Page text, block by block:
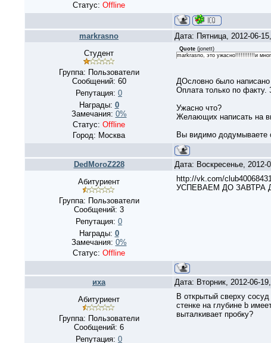
Статус: Offline
markrasno Дата: Пятница, 2012-06-
Студент
Группа: Пользователи
Сообщений: 60
Репутация: 0
Награды: 0
Замечания: 0%
Статус: Offline
Город: Москва
Quote (jonett)
markrasno, это ужасно!!!!!!!!!!!и
ДОсловно было
Оплата только по
Ужасно что?
Желающих написать на
Вы видимо додумываете
DedMoroZ228 Дата: Воскресенье,
Абитуриент
Группа: Пользователи
Сообщений: 3
Репутация: 0
Награды: 0
Замечания: 0%
Статус: Offline
http://vk.com/
УСПЕВАЕМ ДО ЗАВТРА
иха Дата: Вторник, 2012-06-
Абитуриент
Группа: Пользователи
Сообщений: 6
Репутация: 0
В открытый сверху
стенке на глубине b
выталкивает пробку?